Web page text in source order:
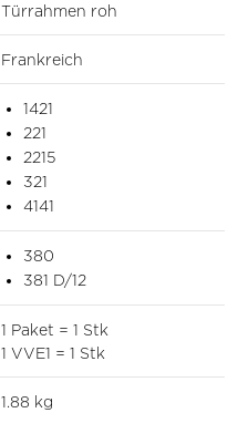
Türrahmen roh
Frankreich
1421
221
2215
321
4141
380
381 D/12
1 Paket = 1 Stk
1 VVE1 = 1 Stk
1.88 kg